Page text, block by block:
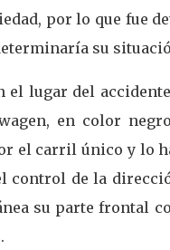
por lo que fue
su
el lugar del
en color
el carril único y lo
control de la
su parte frontal